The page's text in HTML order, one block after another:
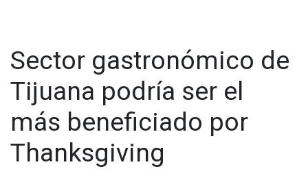
Sector gastronómico de
Tijuana podría ser el
más beneficiado por
Thanksgiving